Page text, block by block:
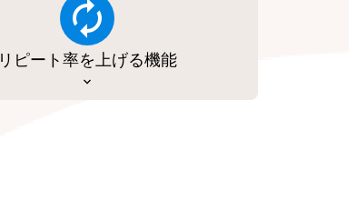
リピート率を上げる機能